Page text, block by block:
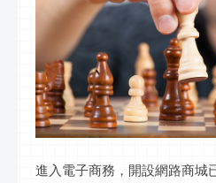
進入電子商務，開設網路商城